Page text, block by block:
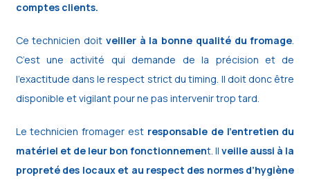
comptes clients.
Ce technicien doit veiller à la bonne qualité du fromage.
C’est une activité qui demande de la précision et de
l’exactitude dans le respect strict du timing. Il doit donc être
disponible et vigilant pour ne pas intervenir trop tard.
Le technicien fromager est responsable de l’entretien du
matériel et de leur bon fonctionnement. Ilveille aussi à la
propreté des locaux et au respect des normes d’hygiène